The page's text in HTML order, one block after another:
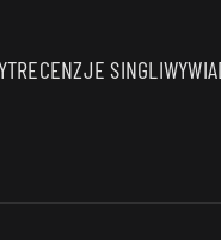
RECENZJE SINGLI